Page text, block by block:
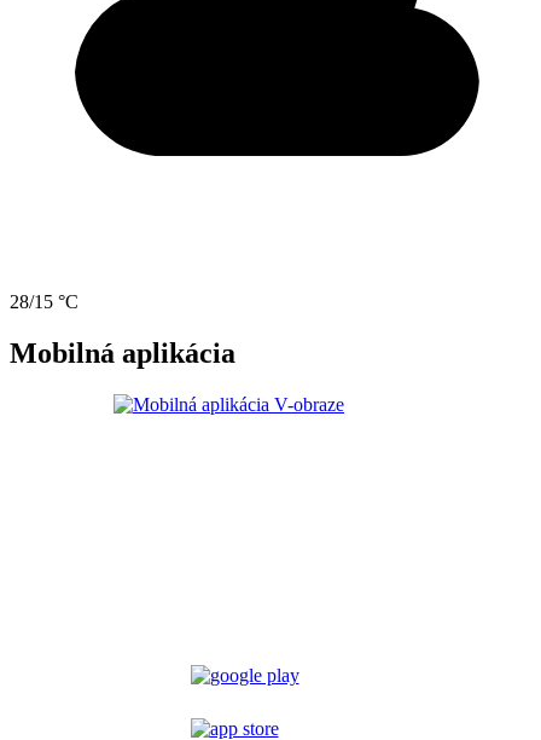
28/15 °C
Mobilná aplikácia